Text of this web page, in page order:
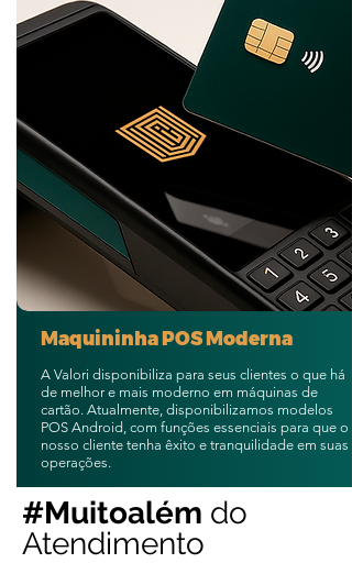
Maquininha POS Moderna
A Valori disponibiliza para seus clientes o que há
de melhor e mais moderno em máquinas de
cartão. Atualmente, disponibilizamos modelos
POS Android, com funções essenciais para que o
nosso cliente tenha êxito e tranquilidade em suas
operações.
#Muitoalém do
Atendimento